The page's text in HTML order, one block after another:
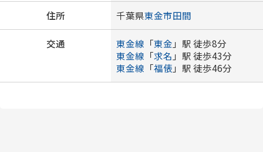
住所 千葉県東金市田間
交通 東金線 「東金 」駅 徒歩8分
東金線 「求名 」駅 徒歩43分
東金線 「福俵 」駅 徒歩46分